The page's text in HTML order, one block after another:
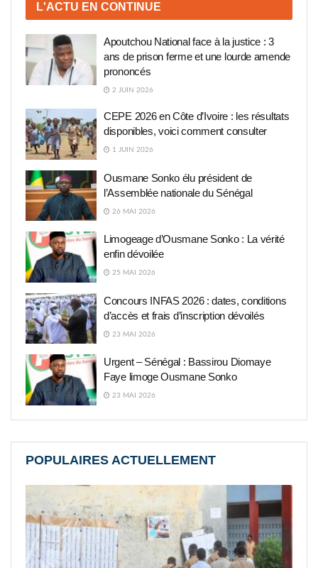
L'ACTU EN CONTINUE
Apoutchou National face à la justice : 3
ans de prison ferme et une lourde amende
prononcés
2 JUIN 2026
CEPE 2026 en Côte d’Ivoire : les résultats
disponibles, voici comment consulter
1 JUIN 2026
Ousmane Sonko élu président de
l’Assemblée nationale du Sénégal
26 MAI 2026
Limogeage d’Ousmane Sonko : La vérité
enfin dévoilée
25 MAI 2026
Concours INFAS 2026 : dates, conditions
d’accès et frais d’inscription dévoilés
23 MAI 2026
Urgent – Sénégal : Bassirou Diomaye
Faye limoge Ousmane Sonko
23 MAI 2026
POPULAIRES ACTUELLEMENT